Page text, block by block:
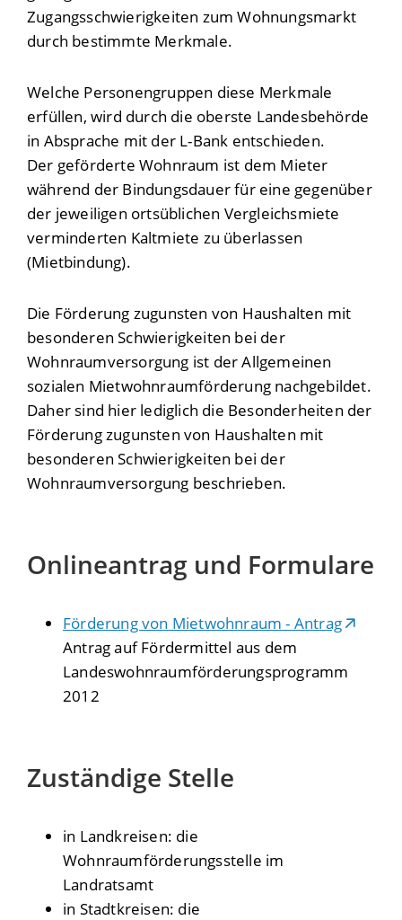
Zugangsschwierigkeiten zum Wohnungsmarkt
durch bestimmte Merkmale.
Welche Personengruppen diese Merkmale
erfüllen, wird durch die oberste Landesbehörde
in Absprache mit der L-Bank entschieden.
Der geförderte Wohnraum ist dem Mieter
während der Bindungsdauer für eine gegenüber
der jeweiligen ortsüblichen Vergleichsmiete
verminderten Kaltmiete zu überlassen
(Mietbindung).
Die Förderung zugunsten von Haushalten mit
besonderen Schwierigkeiten bei der
Wohnraumversorgung ist der Allgemeinen
sozialen Mietwohnraumförderung nachgebildet.
Daher sind hier lediglich die Besonderheiten der
Förderung zugunsten von Haushalten mit
besonderen Schwierigkeiten bei der
Wohnraumversorgung beschrieben.
Onlineantrag und Formulare
Förderung von Mietwohnraum - Antrag
Antrag auf Fördermittel aus dem
Landeswohnraumförderungsprogramm
2012
Zuständige Stelle
in Landkreisen: die
Wohnraumförderungsstelle im
Landratsamt
in Stadtkreisen: die